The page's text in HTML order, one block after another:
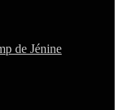
de Jénine